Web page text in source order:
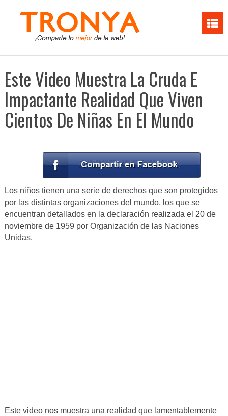
Este Video Muestra La Cruda E
Impactante Realidad Que Viven
Cientos De Niñas En El Mundo
Los niños tienen una serie de derechos que son protegidos
por las distintas organizaciones del mundo, los que se
encuentran detallados en la declaración realizada el 20 de
noviembre de 1959 por Organización de las Naciones
Unidas.
Este video nos muestra una realidad que lamentablemente